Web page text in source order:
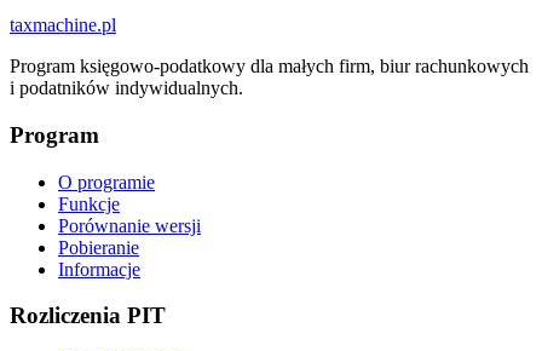
taxmachine.pl
Program księgowo-podatkowy dla małych firm, biur rachunkowych
i podatników indywidualnych.
Program
O programie
Funkcje
Porównanie wersji
Pobieranie
Informacje
Rozliczenia PIT